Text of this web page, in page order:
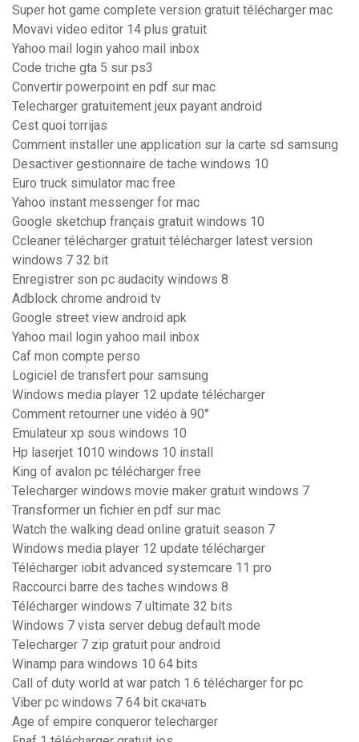
Super hot game complete version gratuit télécharger mac
Movavi video editor 14 plus gratuit
Yahoo mail login yahoo mail inbox
Code triche gta 5 sur ps3
Convertir powerpoint en pdf sur mac
Telecharger gratuitement jeux payant android
Cest quoi torrijas
Comment installer une application sur la carte sd samsung
Desactiver gestionnaire de tache windows 10
Euro truck simulator mac free
Yahoo instant messenger for mac
Google sketchup français gratuit windows 10
Ccleaner télécharger gratuit télécharger latest version
windows 7 32 bit
Enregistrer son pc audacity windows 8
Adblock chrome android tv
Google street view android apk
Yahoo mail login yahoo mail inbox
Caf mon compte perso
Logiciel de transfert pour samsung
Windows media player 12 update télécharger
Comment retourner une vidéo à 90°
Emulateur xp sous windows 10
Hp laserjet 1010 windows 10 install
King of avalon pc télécharger free
Telecharger windows movie maker gratuit windows 7
Transformer un fichier en pdf sur mac
Watch the walking dead online gratuit season 7
Windows media player 12 update télécharger
Télécharger iobit advanced systemcare 11 pro
Raccourci barre des taches windows 8
Télécharger windows 7 ultimate 32 bits
Windows 7 vista server debug default mode
Telecharger 7 zip gratuit pour android
Winamp para windows 10 64 bits
Call of duty world at war patch 1.6 télécharger for pc
Viber pc windows 7 64 bit скачать
Age of empire conqueror telecharger